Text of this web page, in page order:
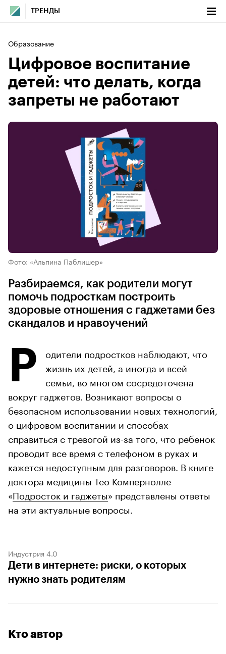
ТРЕНДЫ
Образование
Цифровое воспитание
детей: что делать, когда
запреты не работают
Фото: «Альпина Паблишер»
Разбираемся, как родители могут
помочь подросткам построить
здоровые отношения с гаджетами без
скандалов и нравоучений
Р
одители подростков наблюдают, что
жизнь их детей, а иногда и всей
семьи, во многом сосредоточена
вокруг гаджетов. Возникают вопросы о
безопасном использовании новых технологий,
о цифровом воспитании и способах
справиться с тревогой из-за того, что ребенок
проводит все время с телефоном в руках и
кажется недоступным для разговоров. В книге
доктора медицины Тео Компернолле
«Подросток и гаджеты» представлены ответы
на эти актуальные вопросы.
Индустрия 4.0
Дети в интернете: риски, о которых
нужно знать родителям
Кто автор